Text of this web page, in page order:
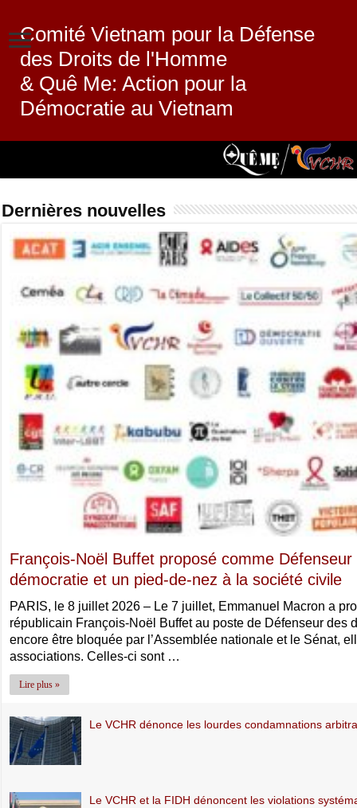
Comité Vietnam pour la Défense
des Droits de l'Homme
& Quê Me: Action pour la
Démocratie au Vietnam
Dernières nouvelles
François-Noël Buffet proposé comme
démocratie et un pied-de-nez à la société civile
PARIS, le 8 juillet 2026 – Le 7 juillet, Emmanuel Macron a
républicain François-Noël Buffet au poste de Défenseur des
encore être bloquée par l’Assemblée nationale et le Sénat,
associations. Celles-ci sont …
Lire plus »
Le VCHR dénonce les lourdes condamnations
Le VCHR et la FIDH dénoncent les violations